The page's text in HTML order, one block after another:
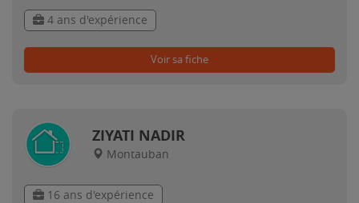
4 ans d'expérience
Voir sa fiche
ZIYATI NADIR
Montauban
16 ans d'expérience